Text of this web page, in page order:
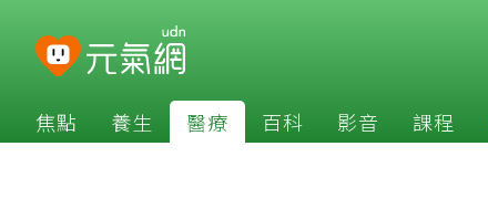
焦點 養生 醫療 百科 影音 課程